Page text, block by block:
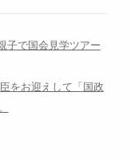
子で国会見学ツアー
をお迎えして「国政